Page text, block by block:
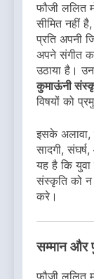
फौजी ललित
सीमित नहीं
प्रति अपनी
अपने संगीत
उठाया है।
कुमाऊंनी
विषयों को
इसके अलावा,
सादगी,
यह है कि
संस्कृति को
करे।
सम्मान और